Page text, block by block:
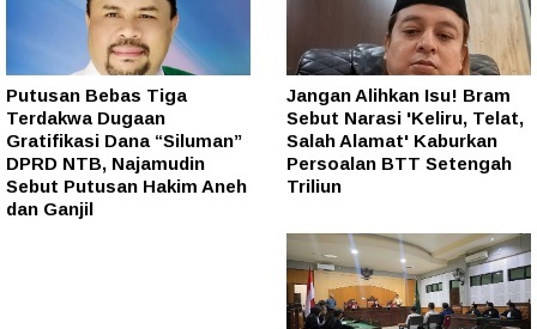
Putusan Bebas Tiga
Terdakwa Dugaan
Gratifikasi Dana “Siluman”
DPRD NTB, Najamudin
Sebut Putusan Hakim Aneh
dan Ganjil
Jangan Alihkan Isu! Bram
Sebut Narasi 'Keliru, Telat,
Salah Alamat' Kaburkan
Persoalan BTT Setengah
Triliun